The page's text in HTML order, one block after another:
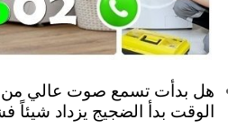
هل بدأت تسمع صوت عالي من
الوقت بدأ الضجيج يزداد شيئاً